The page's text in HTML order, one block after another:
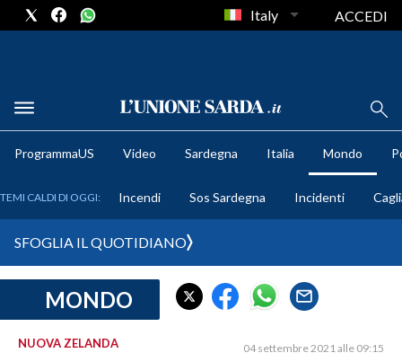
METEO
CRONACA SARDEGNA
Italy ACCEDI
ProgrammaUS Video Sardegna Italia Mondo
TEMI CALDI DI OGGI: Incendi Sos Sardegna Incidenti
SFOGLIA IL QUOTIDIANO
MONDO
NUOVA ZELANDA 04 settembre 2021 alle 09:15